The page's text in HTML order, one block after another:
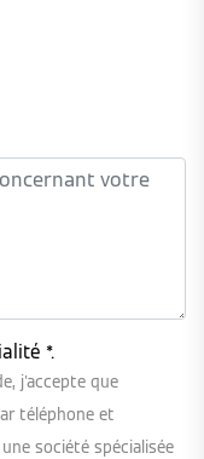
*.
j'accepte que
téléphone et
société spécialisée